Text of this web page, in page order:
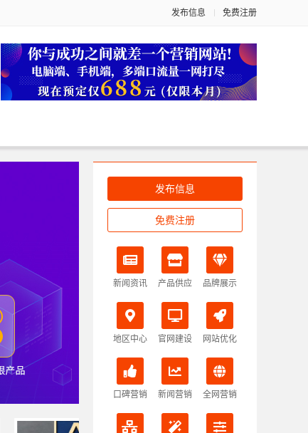
发布信息 免费注册
发布信息
免费注册
新闻资讯 产品供应 品牌展示
地区中心 官网建设 网站优化
口碑营销 新闻营销 全网营销